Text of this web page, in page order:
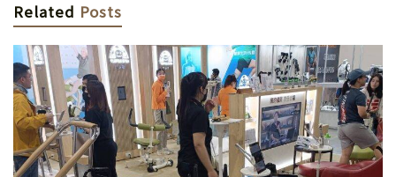
Related Posts